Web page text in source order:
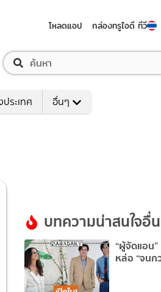
โหลดแอป กล่องทรูไอดี ทีวี
ระเทศ อื่นๆ
บทความน่าสนใจอื่
“ผู้จัดแอน
หล่อ “จนก